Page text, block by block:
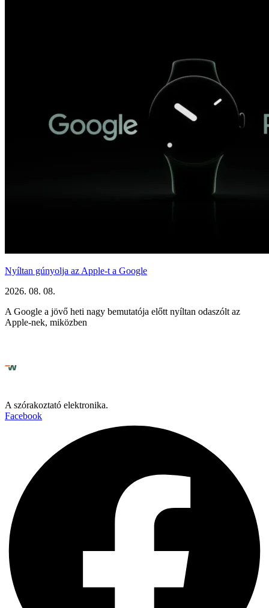
Nyíltan gúnyolja az Apple-t a Google
2026. 08. 08.
A Google a jövő heti nagy bemutatója előtt nyíltan odaszólt az
Apple-nek, miközben
A szórakoztató elektronika.
Facebook